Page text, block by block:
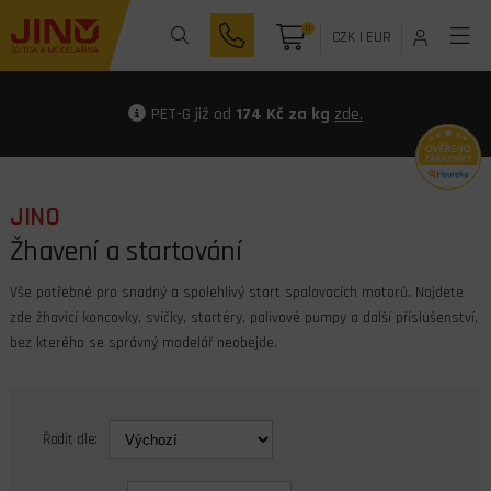
0 CZK| EUR
PET-G již od 174 Kč za kg zde.
JINO
Žhavení a startování
Vše potřebné pro snadný a spolehlivý start spalovacích motorů. Najdete
zde žhavicí koncovky, svíčky, startéry, palivové pumpy a další příslušenství,
bez kterého se správný modelář neobejde.
Řadit dle: